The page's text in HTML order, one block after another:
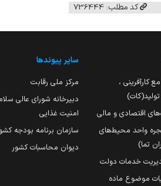
کد مطلب: 736444
کارآفرینی ،
اقتصادی و مالی
واحد محیط‌های
تما)
خدمات دولت
موضوع ماده
سایر پیوندها
مرکز ملی رقابت
دبیرخانه شورای عالی
امنیت غذایی
سازمان برنامه بودجه
دیوان محاسبات کشور